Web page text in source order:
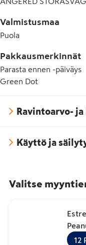
Valmistusmaa
Puola
Pakkausmerkinnät
Parasta ennen -päiväys
Green Dot
Ravintoarvo-
Käyttö ja
Valitse
12